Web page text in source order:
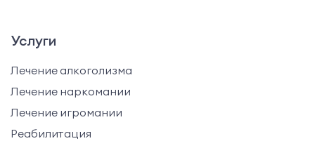
Услуги
Лечение алкоголизма
Лечение наркомании
Лечение игромании
Реабилитация